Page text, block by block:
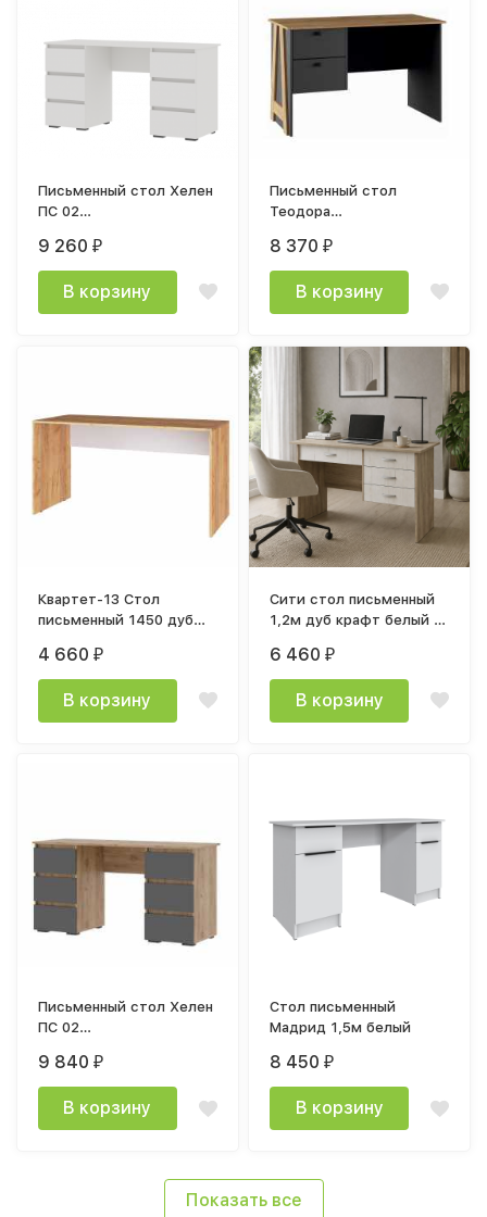
Письменный стол Хелен
ПС 02
Стендмебель
9 260₽
В корзину
Письменный стол
Теодора
крафт / графит
8 370₽
В корзину
Квартет-13 Стол
письменный 1450 дуб
4 660₽
В корзину
Сити стол письменный
1,2м дуб крафт белый /
6 460₽
В корзину
Письменный стол Хелен
ПС 02
Стендмебель дуб
золотой / графит
9 840₽
В корзину
Стол письменный
Мадрид 1,5м белый
8 450₽
В корзину
Показать все